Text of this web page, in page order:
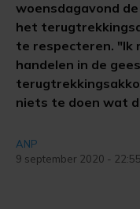
woensdagavond
het
te respecteren. "Ik
handelen in de
niets te doen wat
ANP
9 september 2020 - 22:55